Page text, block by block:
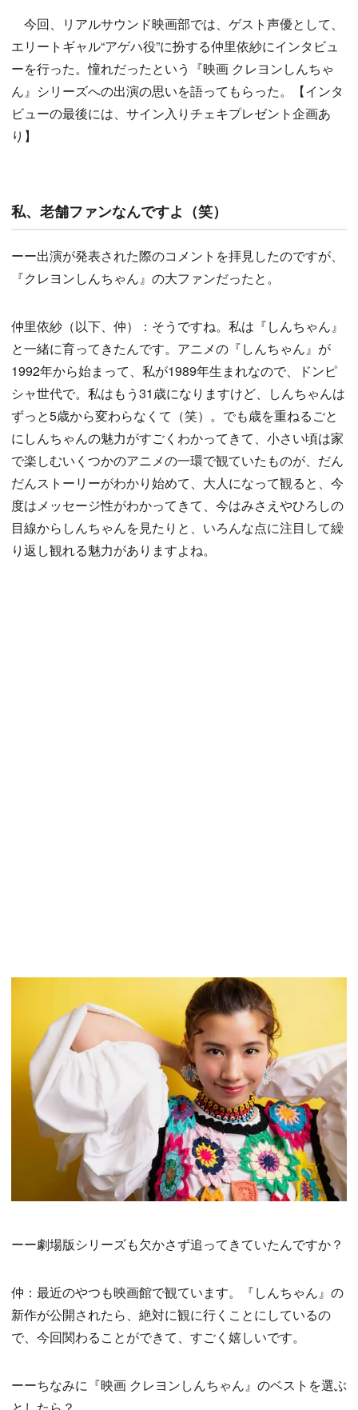
今回、リアルサウンド映画部では、ゲスト声優として、
エリートギャル“アゲハ役”に扮する仲里依紗にインタビュ
ーを行った。憧れだったという『映画 クレヨンしんちゃ
ん』シリーズへの出演の思いを語ってもらった。【インタ
ビューの最後には、サイン入りチェキプレゼント企画あ
り】
私、老舗ファンなんですよ（笑）
ーー出演が発表された際のコメントを拝見したのですが、
『クレヨンしんちゃん』の大ファンだったと。
仲里依紗（以下、仲）：そうですね。私は『しんちゃん』
と一緒に育ってきたんです。アニメの『しんちゃん』が
1992年から始まって、私が1989年生まれなので、ドンピ
シャ世代で。私はもう31歳になりますけど、しんちゃんは
ずっと5歳から変わらなくて（笑）。でも歳を重ねるごと
にしんちゃんの魅力がすごくわかってきて、小さい頃は家
で楽しむいくつかのアニメの一環で観ていたものが、だん
だんストーリーがわかり始めて、大人になって観ると、今
度はメッセージ性がわかってきて、今はみさえやひろしの
目線からしんちゃんを見たりと、いろんな点に注目して繰
り返し観れる魅力がありますよね。
ーー劇場版シリーズも欠かさず追ってきていたんですか？
仲：最近のやつも映画館で観ています。『しんちゃん』の
新作が公開されたら、絶対に観に行くことにしているの
で、今回関わることができて、すごく嬉しいです。
ーーちなみに『映画 クレヨンしんちゃん』のベストを選ぶ